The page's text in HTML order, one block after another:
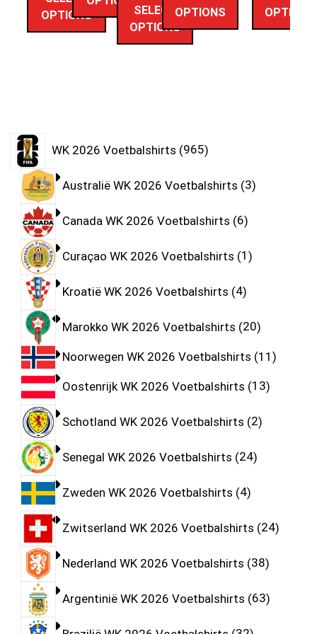
OPTIONS
SELECT
OPTIONS
OPTIONS
OPTIONS
WK 2026 Voetbalshirts 965
Australië WK 2026 Voetbalshirts 3
Canada WK 2026 Voetbalshirts 6
Curaçao WK 2026 Voetbalshirts 1
Kroatië WK 2026 Voetbalshirts 4
Marokko WK 2026 Voetbalshirts 20
Noorwegen WK 2026 Voetbalshirts 11
Oostenrijk WK 2026 Voetbalshirts 13
Schotland WK 2026 Voetbalshirts 2
Senegal WK 2026 Voetbalshirts 24
Zweden WK 2026 Voetbalshirts 4
Zwitserland WK 2026 Voetbalshirts 24
Nederland WK 2026 Voetbalshirts 38
Argentinië WK 2026 Voetbalshirts 63